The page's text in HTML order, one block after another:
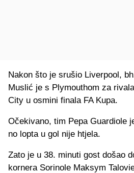
Nakon što je srušio Liverpool,
Muslić je s Plymouthom za
City u osmini finala FA Kupa.
Očekivano, tim Pepa Guardiole
no lopta u gol nije htjela.
Zato je u 38. minuti gost došao
kornera Sorinole Maksym